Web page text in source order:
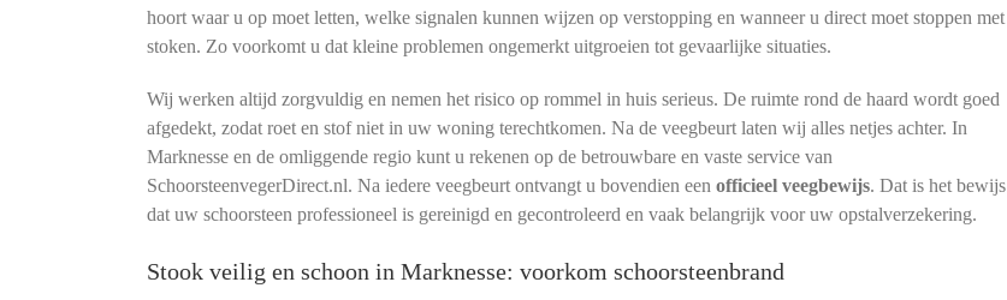
hoort waar u op moet letten, welke signalen kunnen wijzen op verstopping en wanneer u direct moet stoppen met
stoken. Zo voorkomt u dat kleine problemen ongemerkt uitgroeien tot gevaarlijke situaties.
Wij werken altijd zorgvuldig en nemen het risico op rommel in huis serieus. De ruimte rond de haard wordt goed
afgedekt, zodat roet en stof niet in uw woning terechtkomen. Na de veegbeurt laten wij alles netjes achter. In
Marknesse en de omliggende regio kunt u rekenen op de betrouwbare en vaste service van
SchoorsteenvegerDirect.nl. Na iedere veegbeurt ontvangt u bovendien een officieel veegbewijs. Dat is het bewijs
dat uw schoorsteen professioneel is gereinigd en gecontroleerd en vaak belangrijk voor uw opstalverzekering.
Stook veilig en schoon in Marknesse: voorkom schoorsteenbrand